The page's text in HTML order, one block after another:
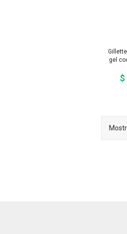
gel